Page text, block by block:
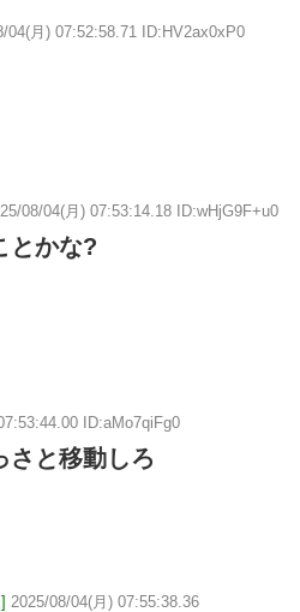
04(月) 07:52:58.71 ID:HV2ax0xP0
08/04(月) 07:53:14.18 ID:wHjG9F+u0
とかな?
ID:aMo7qiFg0
さと移動しろ
2025/08/04(月) 07:55:38.36